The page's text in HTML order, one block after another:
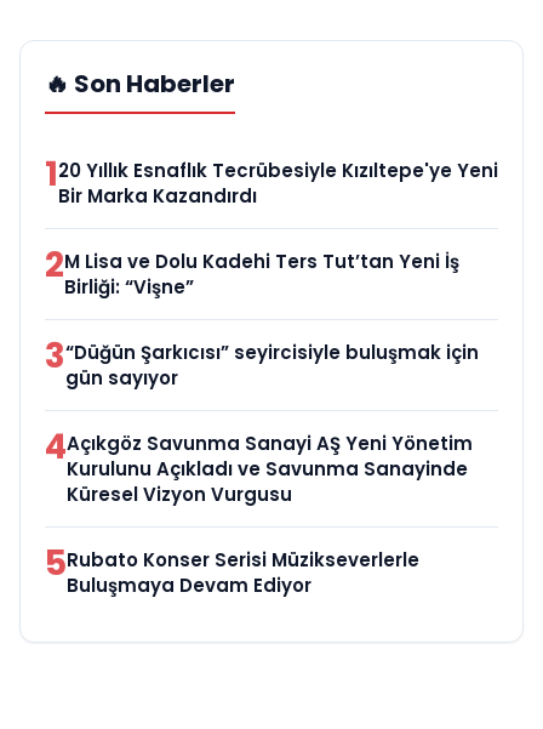
🔥 Son Haberler
120 Yıllık Esnaflık Tecrübesiyle Kızıltepe'ye Yeni
Bir Marka Kazandırdı
2M Lisa ve Dolu Kadehi Ters Tut’tan Yeni İş
Birliği: “Vişne”
3“Düğün Şarkıcısı” seyircisiyle buluşmak için
gün sayıyor
4Açıkgöz Savunma Sanayi AŞ Yeni Yönetim
Kurulunu Açıkladı ve Savunma Sanayinde
Küresel Vizyon Vurgusu
5Rubato Konser Serisi Müzikseverlerle
Buluşmaya Devam Ediyor